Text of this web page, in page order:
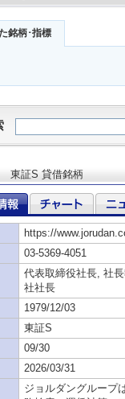
銘柄･指標